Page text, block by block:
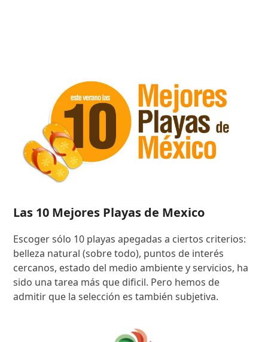
Las 10 Mejores Playas de Mexico
Escoger sólo 10 playas apegadas a ciertos criterios:
belleza natural (sobre todo), puntos de interés
cercanos, estado del medio ambiente y servicios, ha
sido una tarea más que dificil. Pero hemos de
admitir que la selección es también subjetiva.